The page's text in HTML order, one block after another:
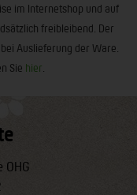
im Internetshop und auf
freibleibend. Der
Auslieferung der Ware.
Sie hier